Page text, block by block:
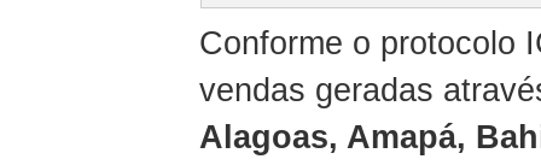
Conforme o protocolo
vendas geradas
Alagoas, Amapá,